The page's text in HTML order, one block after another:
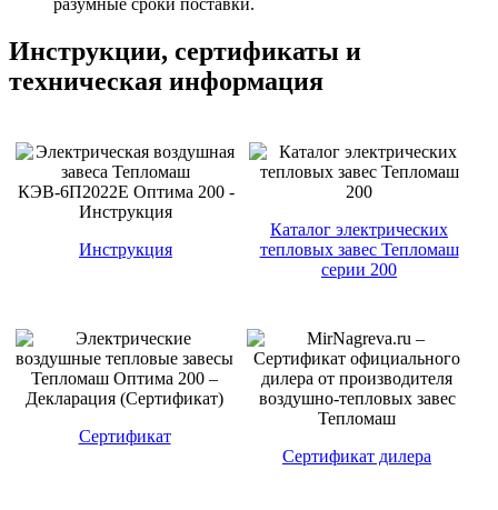
Инструкции, сертификаты и
техническая информация
Инструкция
Каталог электрических
тепловых завес Тепломаш
серии 200
Сертификат
Сертификат дилера